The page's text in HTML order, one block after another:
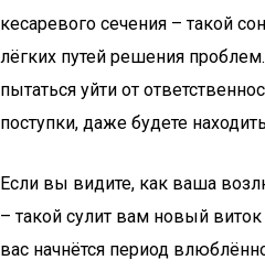
кесаревого сечения – такой
лёгких путей решения
пытаться уйти от
поступки, даже будете
Если вы видите, как ваша
– такой сулит вам новый
вас начнётся период